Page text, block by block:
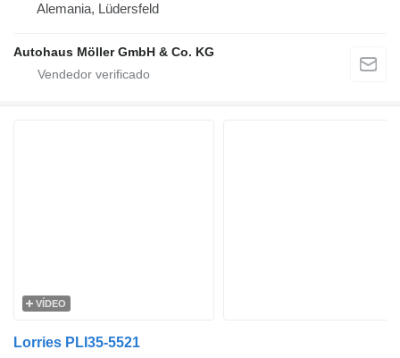
Alemania, Lüdersfeld
Autohaus Möller GmbH & Co. KG
VÍDEO
Lorries PLI35-5521